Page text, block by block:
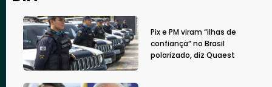
Pix e PM viram “ilhas de
confiança” no Brasil
polarizado, diz Quaest